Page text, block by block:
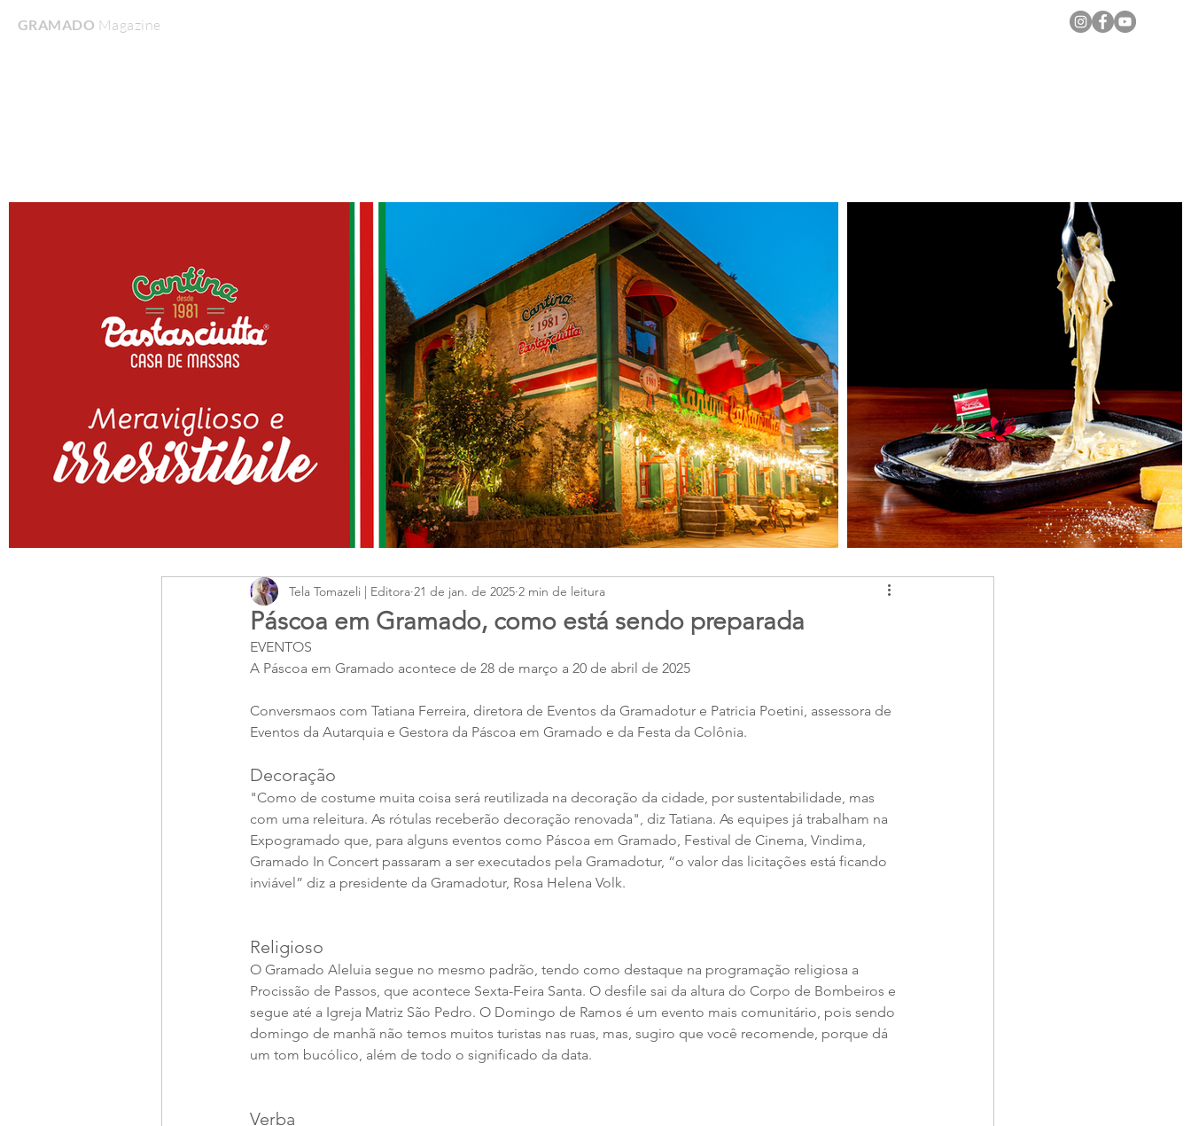
GRAMADO MagazineHome
Páscoa em Gramado, como está sendo preparada
Tela Tomazeli | Editora 21 de jan. de 2025 2 min de leitura
EVENTOS
A Páscoa em Gramado acontece de 28 de março a 20 de abril de 2025
Conversmaos com Tatiana Ferreira, diretora de Eventos da Gramadotur e Patricia Poetini, assessora de
Eventos da Autarquia e Gestora da Páscoa em Gramado e da Festa da Colônia.
Decoração
"Como de costume muita coisa será reutilizada na decoração da cidade, por sustentabilidade, mas
com uma releitura. As rótulas receberão decoração renovada", diz Tatiana. As equipes já trabalham na
Expogramado que, para alguns eventos como Páscoa em Gramado, Festival de Cinema, Vindima,
Gramado In Concert passaram a ser executados pela Gramadotur, “o valor das licitações está ficando
inviável” diz a presidente da Gramadotur, Rosa Helena Volk.
Religioso
O Gramado Aleluia segue no mesmo padrão, tendo como destaque na programação religiosa a
Procissão de Passos, que acontece Sexta-Feira Santa. O desfile sai da altura do Corpo de Bombeiros e
segue até a Igreja Matriz São Pedro. O Domingo de Ramos é um evento mais comunitário, pois sendo
domingo de manhã não temos muitos turistas nas ruas, mas, sugiro que você recomende, porque dá
um tom bucólico, além de todo o significado da data.
Verba